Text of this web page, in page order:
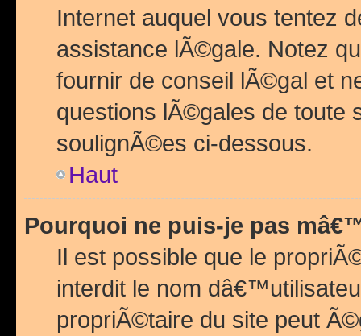
Internet auquel vous tentez
assistance lÃ©gale. Notez
fournir de conseil lÃ©gal et
questions lÃ©gales de
soulignÃ©es ci-dessous.
Haut
Pourquoi ne puis-je pas
Il est possible que le
interdit le nom
propriÃ©taire du site peut